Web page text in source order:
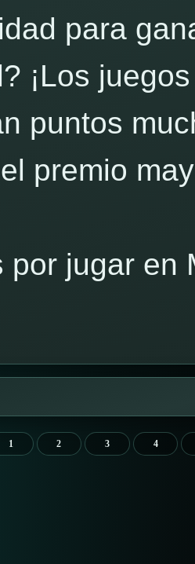
para
¡Los
puntos
premio
por jugar en
1 2 3 4